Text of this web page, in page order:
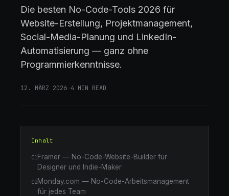
Die besten No-Code-Tools 2026 für
Website-Erstellung, Projektmanagement,
Social-Media-Planung und LinkedIn-
Automatisierung — ganz ohne
Programmierkenntnisse.
12. MÄRZ 2026·4 MIN READ
Inhalt
01Framer — No-Code-Website-Builder für
Designer und Indie-Maker
02Monday.com — No-Code-Arbeitsmanagement
für jedes Team